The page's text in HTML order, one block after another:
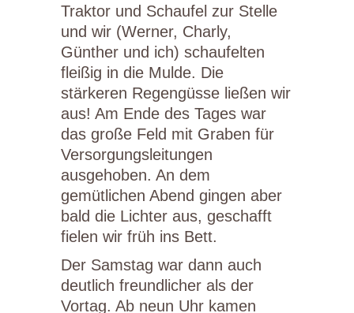
Traktor und Schaufel zur Stelle
und wir (Werner, Charly,
Günther und ich) schaufelten
fleißig in die Mulde. Die
stärkeren Regengüsse ließen wir
aus! Am Ende des Tages war
das große Feld mit Graben für
Versorgungsleitungen
ausgehoben. An dem
gemütlichen Abend gingen aber
bald die Lichter aus, geschafft
fielen wir früh ins Bett.
Der Samstag war dann auch
deutlich freundlicher als der
Vortag. Ab neun Uhr kamen